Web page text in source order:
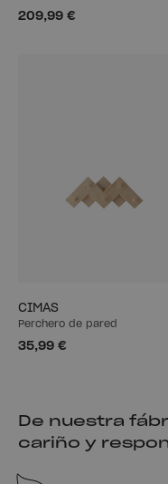
209,99 €
CIMAS
Perchero de pared
35,99 €
De nuestra
cariño y